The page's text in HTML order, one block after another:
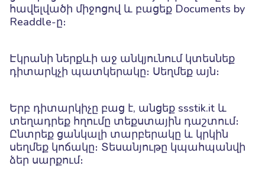
հավելվածի միջոցով և բացեք Documents by
Readdle-ը։
Էկրանի ներքևի աջ անկյունում կտեսնեք
դիտարկչի պատկերակը։ Սեղմեք այն։
Երբ դիտարկիչը բաց է, անցեք ssstik.it և
տեղադրեք հղումը տեքստային դաշտում։
Ընտրեք ցանկալի տարբերակը և կրկին
սեղմեք կոճակը։ Տեսանյութը կպահպանվի
ձեր սարքում։